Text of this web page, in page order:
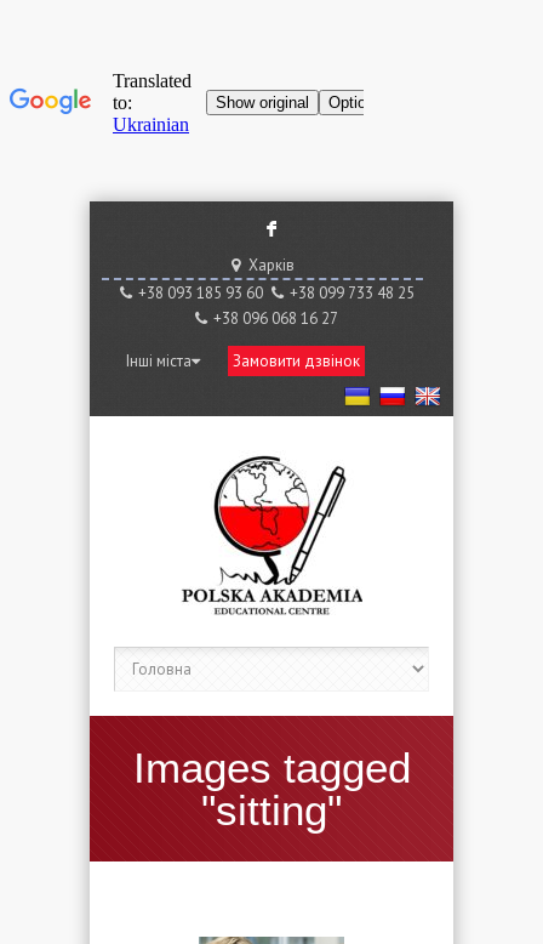
F
Харків
+38 ‎093 185 93 60
+38 ‎099 733 48 25
+38 096 068 16 27
Інші міста Замовити дзвінок
Images tagged
"sitting"